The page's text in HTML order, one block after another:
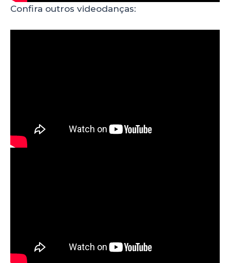
Confira outros videodanças: